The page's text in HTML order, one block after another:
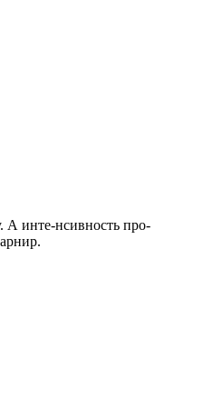
А инте-нсивность про-